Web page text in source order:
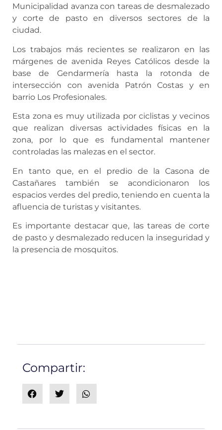
Municipalidad avanza con tareas de desmalezado
y corte de pasto en diversos sectores de la
ciudad.
Los trabajos más recientes se realizaron en las
márgenes de avenida Reyes Católicos desde la
base de Gendarmería hasta la rotonda de
intersección con avenida Patrón Costas y en
barrio Los Profesionales.
Esta zona es muy utilizada por ciclistas y vecinos
que realizan diversas actividades físicas en la
zona, por lo que es fundamental mantener
controladas las malezas en el sector.
En tanto que, en el predio de la Casona de
Castañares también se acondicionaron los
espacios verdes del predio, teniendo en cuenta la
afluencia de turistas y visitantes.
Es importante destacar que, las tareas de corte
de pasto y desmalezado reducen la inseguridad y
la presencia de mosquitos.
Compartir: